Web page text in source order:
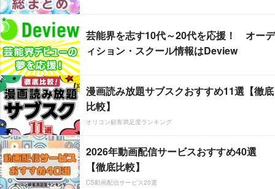
芸能界を志す10代～20代を応援！ オーデ
ィション・スクール情報はDeview
漫画読み放題サブスクおすすめ11選【徹底
比較】
オリコン顧客満足度ランキング
2026年動画配信サービスおすすめ40選
【徹底比較】
CS動画配信サービス20選